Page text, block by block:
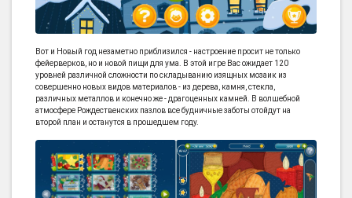
КАК СКАЧАТЬ
НОВОСТИ
Вот и Новый год незаметно приблизился - настроение просит не только
фейерверков, но и новой пищи для ума. В этой игре Вас ожидает 120
уровней различной сложности по складыванию изящных мозаик из
совершенно новых видов материалов - из дерева, камня, стекла,
различных металлов и конечно же - драгоценных камней. В волшебной
атмосфере Рождественских пазлов все будничные заботы отойдут на
второй план и останутся в прошедшем году.